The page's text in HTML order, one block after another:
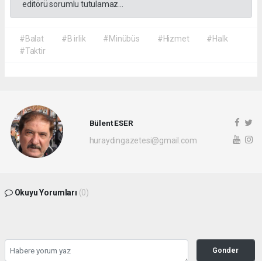
editörü sorumlu tutulamaz...
#Balat #B irlik #Minübüs #Hizmet
#Halk
#Taktir
Bülent ESER
huraydingazetesi@gmail.com
Okuyu Yorumları (0)
Gonder